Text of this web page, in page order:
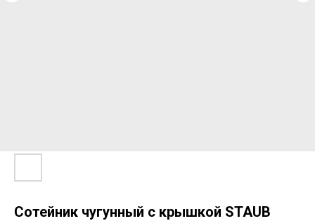
Сотейник чугунный с крышкой STAUB